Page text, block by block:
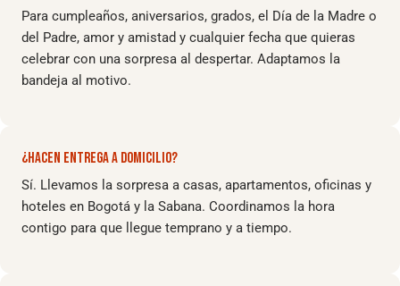
Para cumpleaños, aniversarios, grados, el Día de la Madre o
del Padre, amor y amistad y cualquier fecha que quieras
celebrar con una sorpresa al despertar. Adaptamos la
bandeja al motivo.
¿HACEN ENTREGA A DOMICILIO?
Sí. Llevamos la sorpresa a casas, apartamentos, oficinas y
hoteles en Bogotá y la Sabana. Coordinamos la hora
contigo para que llegue temprano y a tiempo.